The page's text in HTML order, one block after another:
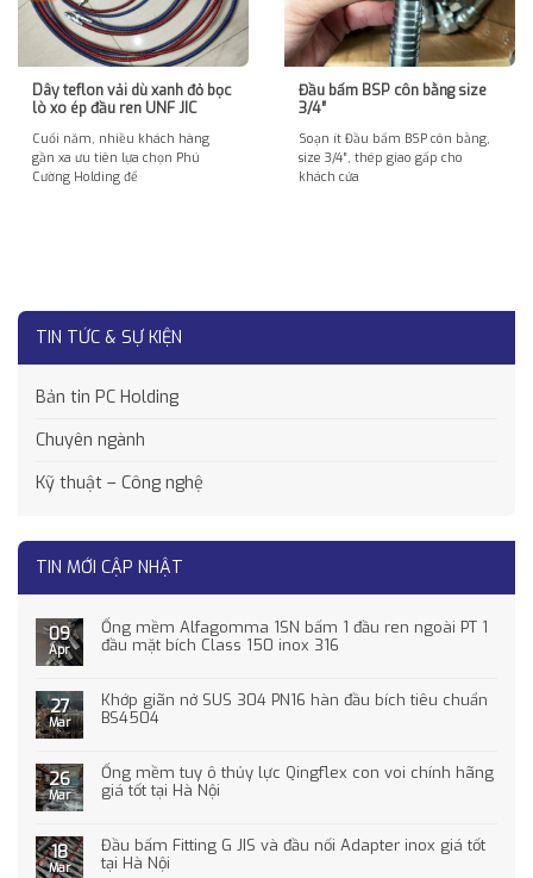
TIN TỨC & SỰ KIỆN
Bản tin PC Holding
Chuyên ngành
Kỹ thuật – Công nghệ
TIN MỚI CẬP NHẬT
09
Apr
Ống mềm Alfagomma 1SN bấm 1 đầu ren ngoài PT 1
đầu mặt bích Class 150 inox 316
27
Mar
Khớp giãn nở SUS 304 PN16 hàn đầu bích tiêu chuẩn
BS4504
26
Mar
Ống mềm tuy ô thủy lực Qingflex con voi chính hãng
giá tốt tại Hà Nội
18
Mar
Đầu bấm Fitting G JIS và đầu nối Adapter inox giá tốt
tại Hà Nội
Dây teflon vải dù xanh đỏ bọc
lò xo ép đầu ren UNF JIC
Cuối năm, nhiều khách hàng
gần xa ưu tiên lựa chọn Phú
Cường Holding để
Đầu bấm BSP côn bằng size
3/4″
Soạn ít Đầu bấm BSP côn bằng,
size 3/4″, thép giao gấp cho
khách cửa